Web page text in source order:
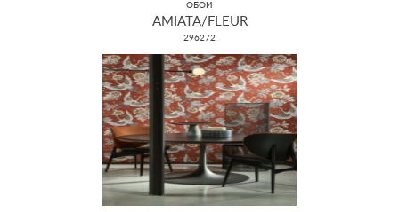
ОБОИ
AMIATA/FLEUR
296272